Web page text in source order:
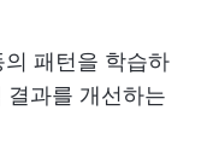
의 패턴을 학습하
결과를 개선하는